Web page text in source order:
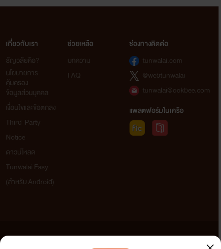
เกี่ยวกับเรา
ธัญวลัยคือ?
นโยบายการ
คุ้มครอง
ข้อมูลส่วนบุคคล
เงื่อนไขและข้อตกลง
Third-Party
Notice
ดาวน์โหลด
Tunwalai Easy
(สำหรับ Android)
ช่วยเหลือ
บทความ
FAQ
ช่องทางติดต่อ
tunwalai.com
@webtunwalai
tunwalai@ookbee.com
แพลตฟอร์มในเครือ